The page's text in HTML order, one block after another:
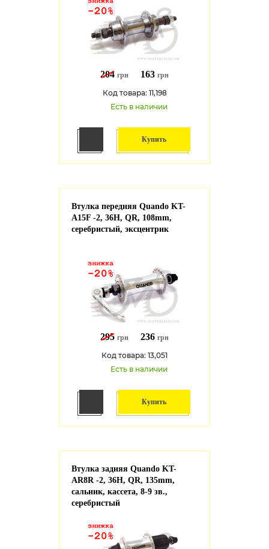
204 грн 163 грн
Код товара: 11,198
Есть в наличии
Купить
Втулка передняя Quando KT-
A15F -2, 36H, QR, 108mm,
серебристый, эксцентрик
295 грн 236 грн
Код товара: 13,051
Есть в наличии
Купить
Втулка задняя Quando KT-
AR8R -2, 36H, QR, 135mm,
сальник, кассета, 8-9 зв.,
серебристый